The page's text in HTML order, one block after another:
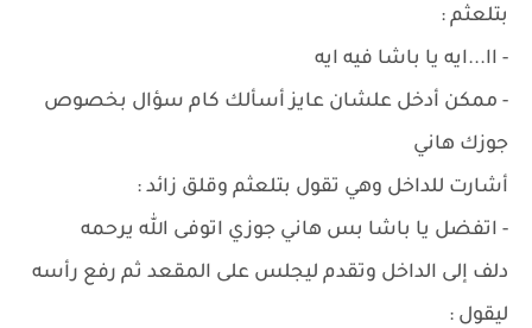
بتلعثم :
- اا...ايه يا باشا فيه ايه
- ممكن أدخل علشان عايز أسألك كام سؤال بخصوص
جوزك هاني
أشارت للداخل وهي تقول بتلعثم وقلق زائد :
- اتفضل يا باشا بس هاني جوزي اتوفى الله يرحمه
دلف إلى الداخل وتقدم ليجلس على المقعد ثم رفع رأسه
ليقول :